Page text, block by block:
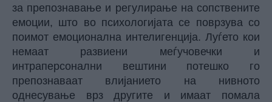
за препознавање и регулирање на сопствените
емоции, што во психологијата се поврзува со
поимот емоционална интелигенција. Луѓето кои
немаат развиени меѓучовечки и
интраперсонални вештини потешко го
препознаваат влијанието на нивното
однесување врз другите и имаат помала